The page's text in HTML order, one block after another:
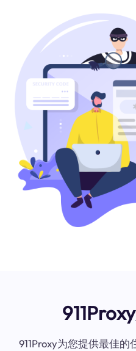
911Proxy为您提供最佳